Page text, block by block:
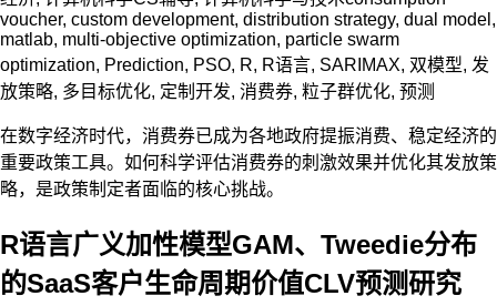
voucher, custom development, distribution strategy, dual model ,
matlab, multi-objective optimization, particle swarm
optimization, Prediction, PSO, R, R语言, SARIMAX, 双模型, 发
放策略, 多目标优化, 定制开发, 消费券, 粒子群优化, 预测
在数字经济时代，消费券已成为各地政府提振消费、稳定经济的
重要政策工具。如何科学评估消费券的刺激效果并优化其发放策
略，是政策制定者面临的核心挑战。
R语言广义加性模型GAM、Tweedie分布
的SaaS客户生命周期价值CLV预测研究